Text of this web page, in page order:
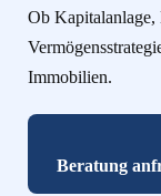
Ob Kapitalanlage,
Immobilien.
Beratung